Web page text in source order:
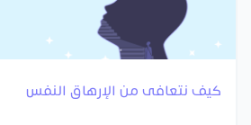
كيف نتعافى من الإرهاق النفس